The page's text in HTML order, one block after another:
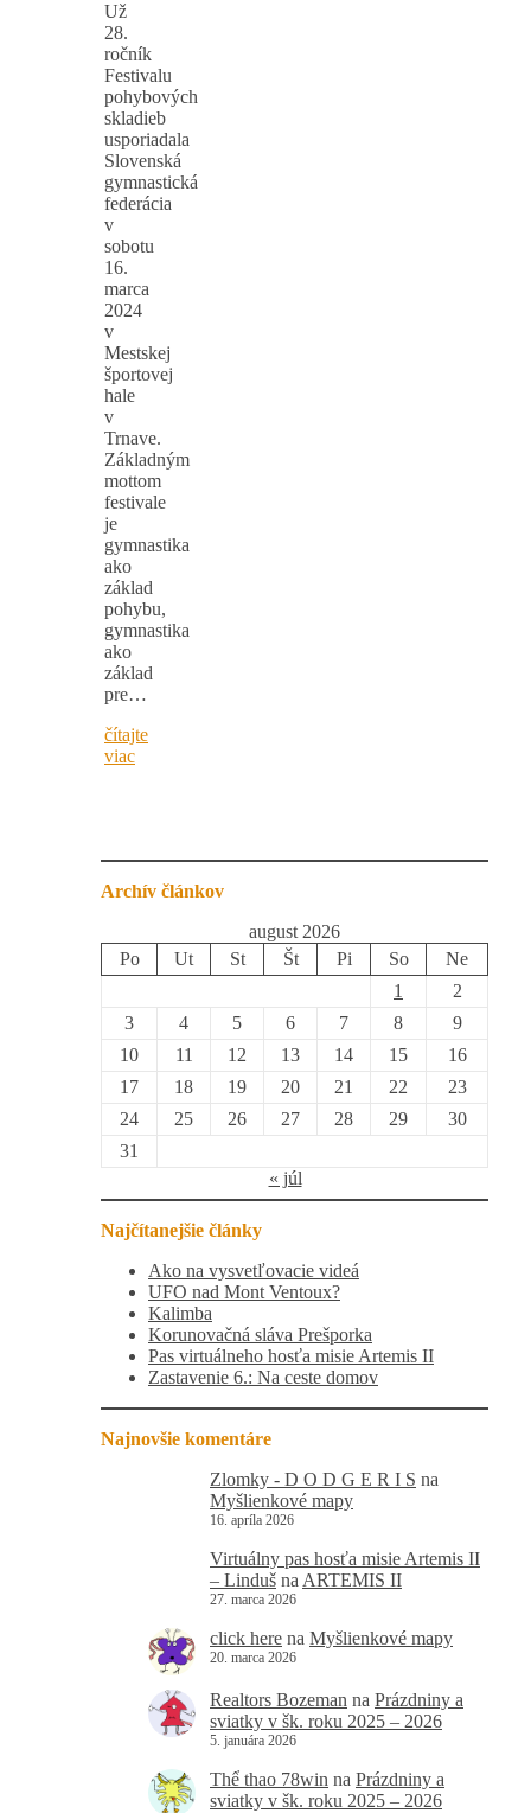
Už
28.
ročník
Festivalu
pohybových
skladieb
usporiadala
Slovenská
gymnastická
federácia
v
sobotu
16.
marca
2024
v
Mestskej
športovej
hale
v
Trnave.
Základným
mottom
festivale
je
gymnastika
ako
základ
pohybu,
gymnastika
ako
základ
pre…
čítajte
viac
Archív článkov
august 2026
Po
Ut St Št Pi So
Ne
1
2
3
4 5 6 7 8
9
10
11 12 13 14 15
16
17
18 19 20 21 22
23
24
25 26 27 28 29
30
31
« júl
Najčítanejšie články
Ako na vysvetľovacie videá
UFO nad Mont Ventoux?
Kalimba
Korunovačná sláva Prešporka
Pas virtuálneho hosťa misie Artemis II
Zastavenie 6.: Na ceste domov
Najnovšie komentáre
Zlomky - D O D G E R I S na
Myšlienkové mapy
16. apríla 2026
Virtuálny pas hosťa misie Artemis II
– Linduš na ARTEMIS II
27. marca 2026
click here na Myšlienkové mapy
20. marca 2026
Realtors Bozeman na Prázdniny a
sviatky v šk. roku 2025 – 2026
5. januára 2026
Thể thao 78win na Prázdniny a
sviatky v šk. roku 2025 – 2026